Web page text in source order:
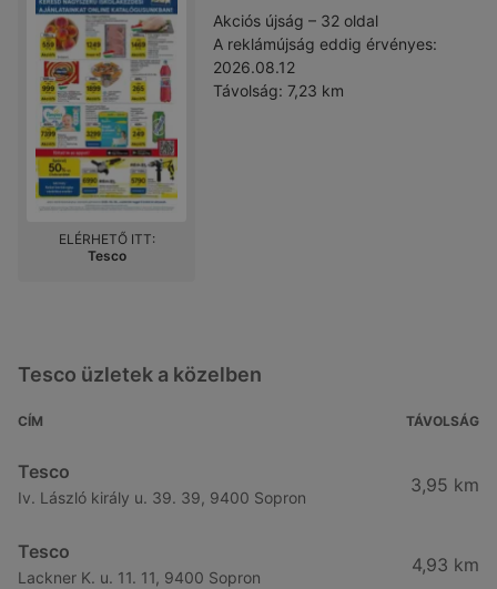
Akciós újság – 32 oldal
A reklámújság eddig érvényes:
2026.08.12
Távolság: 7,23 km
ELÉRHETŐ ITT:
Tesco
Tesco üzletek a közelben
CÍM TÁVOLSÁG
Tesco
Iv. László király u. 39. 39, 9400 Sopron
3,95 km
Tesco
Lackner K. u. 11. 11, 9400 Sopron
4,93 km